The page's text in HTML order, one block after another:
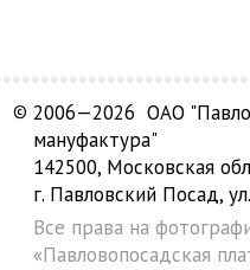
© 2006—2026 ОАО
мануфактура"
142500, Московская
г. Павловский Посад,
Все права на
«Павловопосадская